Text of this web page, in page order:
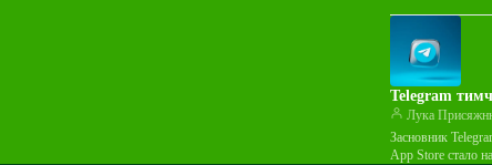
Telegram
Лука
Засновник
App Store стало